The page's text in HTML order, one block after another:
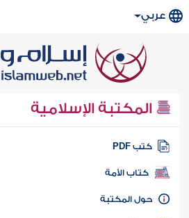
عربي
المكتبة الإسلامية
كتب PDF
كتاب الأمة